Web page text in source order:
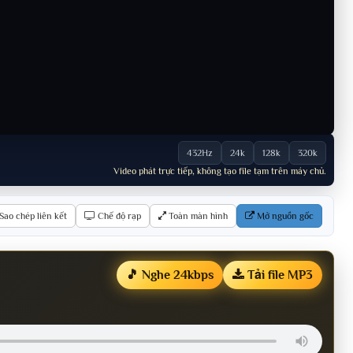
432Hz 24k 128k
320k
Video phát trực tiếp, không tạo file tạm trên máy chủ.
Sao chép liên kết Chế độ rạp Toàn màn hình Mở nguồn gốc
🎵 Nghe 24kbps Tải file MP3